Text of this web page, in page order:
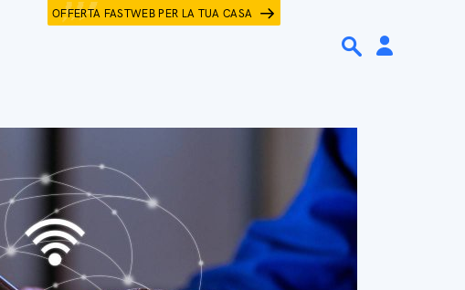
OFFERTA FASTWEB PER LA TUA CASA